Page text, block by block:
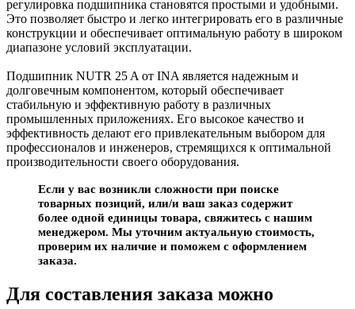
регулировка подшипника становятся простыми и удобными.
Это позволяет быстро и легко интегрировать его в различные
конструкции и обеспечивает оптимальную работу в широком
диапазоне условий эксплуатации.
Подшипник NUTR 25 A от INA является надежным и
долговечным компонентом, который обеспечивает
стабильную и эффективную работу в различных
промышленных приложениях. Его высокое качество и
эффективность делают его привлекательным выбором для
профессионалов и инженеров, стремящихся к оптимальной
производительности своего оборудования.
Если у вас возникли сложности при поиске
товарных позиций, или/и ваш заказ содержит
более одной единицы товара, свяжитесь с нашим
менеджером. Мы уточним актуальную стоимость,
проверим их наличие и поможем с оформлением
заказа.
Для составления заказа можно